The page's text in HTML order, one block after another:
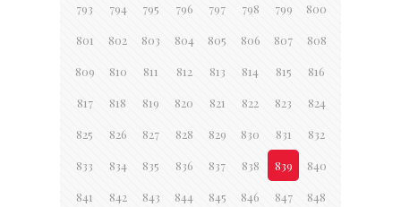
793 794 795 796 797 798 799 800
801 802 803 804 805 806 807 808
809 810 811 812 813 814 815 816
817 818 819 820 821 822 823 824
825 826 827 828 829 830 831 832
833 834 835 836 837 838 839 840
841 842 843 844 845 846 847 848